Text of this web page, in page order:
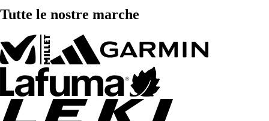
Tutte le nostre marche